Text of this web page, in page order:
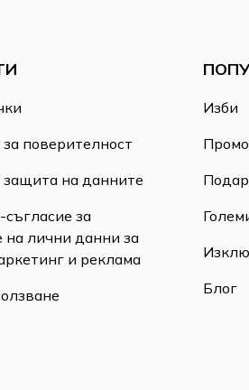
поверителност
защита на данните
за
на лични данни за
и реклама
Изби
Блог